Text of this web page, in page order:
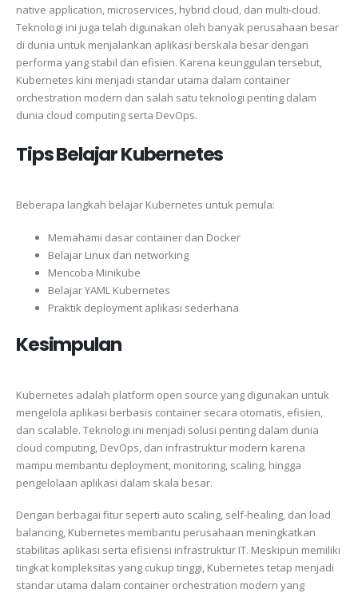
native application, microservices, hybrid cloud, dan multi-cloud.
Teknologi ini juga telah digunakan oleh banyak perusahaan besar
di dunia untuk menjalankan aplikasi berskala besar dengan
performa yang stabil dan efisien. Karena keunggulan tersebut,
Kubernetes kini menjadi standar utama dalam container
orchestration modern dan salah satu teknologi penting dalam
dunia cloud computing serta DevOps.
Tips Belajar Kubernetes
Beberapa langkah belajar Kubernetes untuk pemula:
Memahami dasar container dan Docker
Belajar Linux dan networking
Mencoba Minikube
Belajar YAML Kubernetes
Praktik deployment aplikasi sederhana
Kesimpulan
Kubernetes adalah platform open source yang digunakan untuk
mengelola aplikasi berbasis container secara otomatis, efisien,
dan scalable. Teknologi ini menjadi solusi penting dalam dunia
cloud computing, DevOps, dan infrastruktur modern karena
mampu membantu deployment, monitoring, scaling, hingga
pengelolaan aplikasi dalam skala besar.
Dengan berbagai fitur seperti auto scaling, self-healing, dan load
balancing, Kubernetes membantu perusahaan meningkatkan
stabilitas aplikasi serta efisiensi infrastruktur IT. Meskipun memiliki
tingkat kompleksitas yang cukup tinggi, Kubernetes tetap menjadi
standar utama dalam container orchestration modern yang